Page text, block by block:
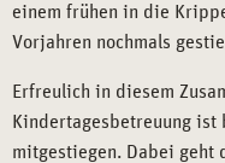
einem frühen in die
Vorjahren nochmals
Erfreulich in diesem
Kindertagesbetreuung
mitgestiegen. Dabei geht